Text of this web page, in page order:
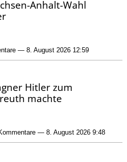
Anhalt-Wahl
— 8. August 2026 12:59
Hitler zum
machte
— 8. August 2026 9:48